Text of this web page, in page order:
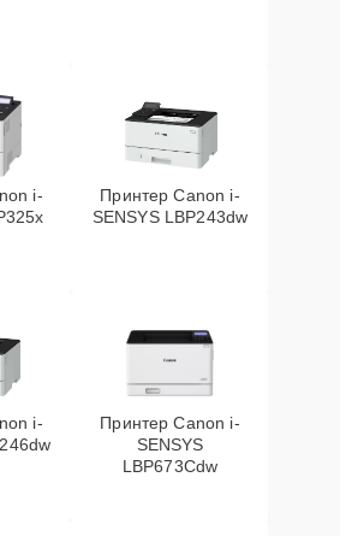
i-
Принтер Canon i-
SENSYS LBP243dw
i-
Принтер Canon i-
SENSYS
LBP673Cdw